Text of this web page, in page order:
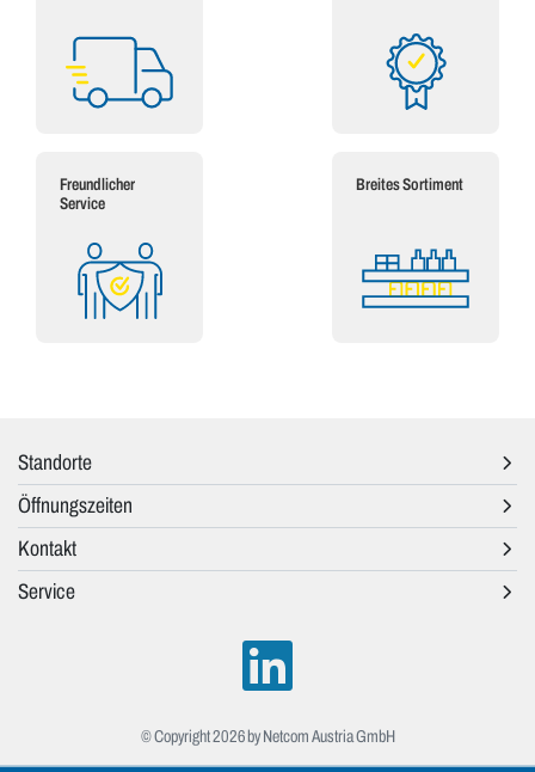
Freundlicher
Service
Breites Sortiment
Standorte
Öffnungszeiten
Kontakt
Service
© Copyright 2026 by Netcom Austria GmbH